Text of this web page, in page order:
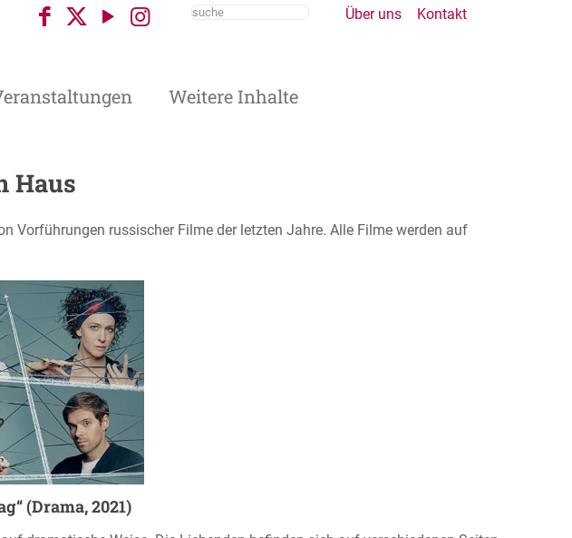
Über uns Kontakt
Weitere Inhalte
Haus
Vorführungen russischer Filme der letzten Jahre. Alle Filme werden auf
(Drama, 2021)